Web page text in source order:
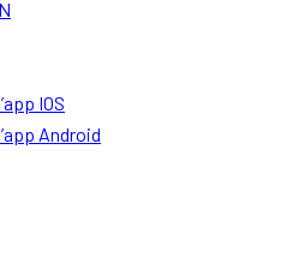
IOS
Android